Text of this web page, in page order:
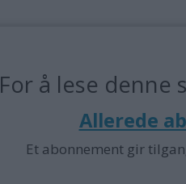
For å lese
Allerede
Et abonnement gir